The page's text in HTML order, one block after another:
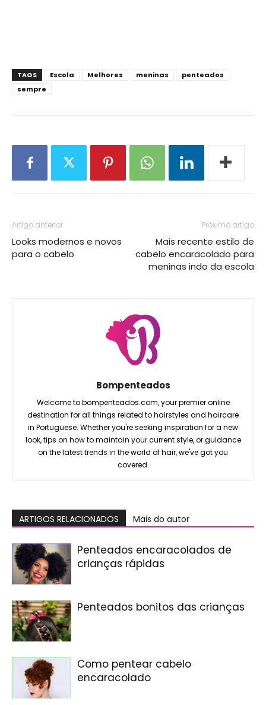
TAGS Escola Melhores meninas
penteados
sempre
Artigo anterior
Looks modernos e novos
para o cabelo
Próximo artigo
Mais recente estilo de
cabelo encaracolado para
meninas indo da escola
Bompenteados
Welcome to bompenteados.com, your premier online
destination for all things related to hairstyles and haircare
in Portuguese. Whether you're seeking inspiration for a new
look, tips on how to maintain your current style, or guidance
on the latest trends in the world of hair, we've got you
covered.
ARTIGOS RELACIONADOS Mais do autor
Penteados encaracolados de
crianças rápidas
Penteados bonitos das crianças
Como pentear cabelo
encaracolado